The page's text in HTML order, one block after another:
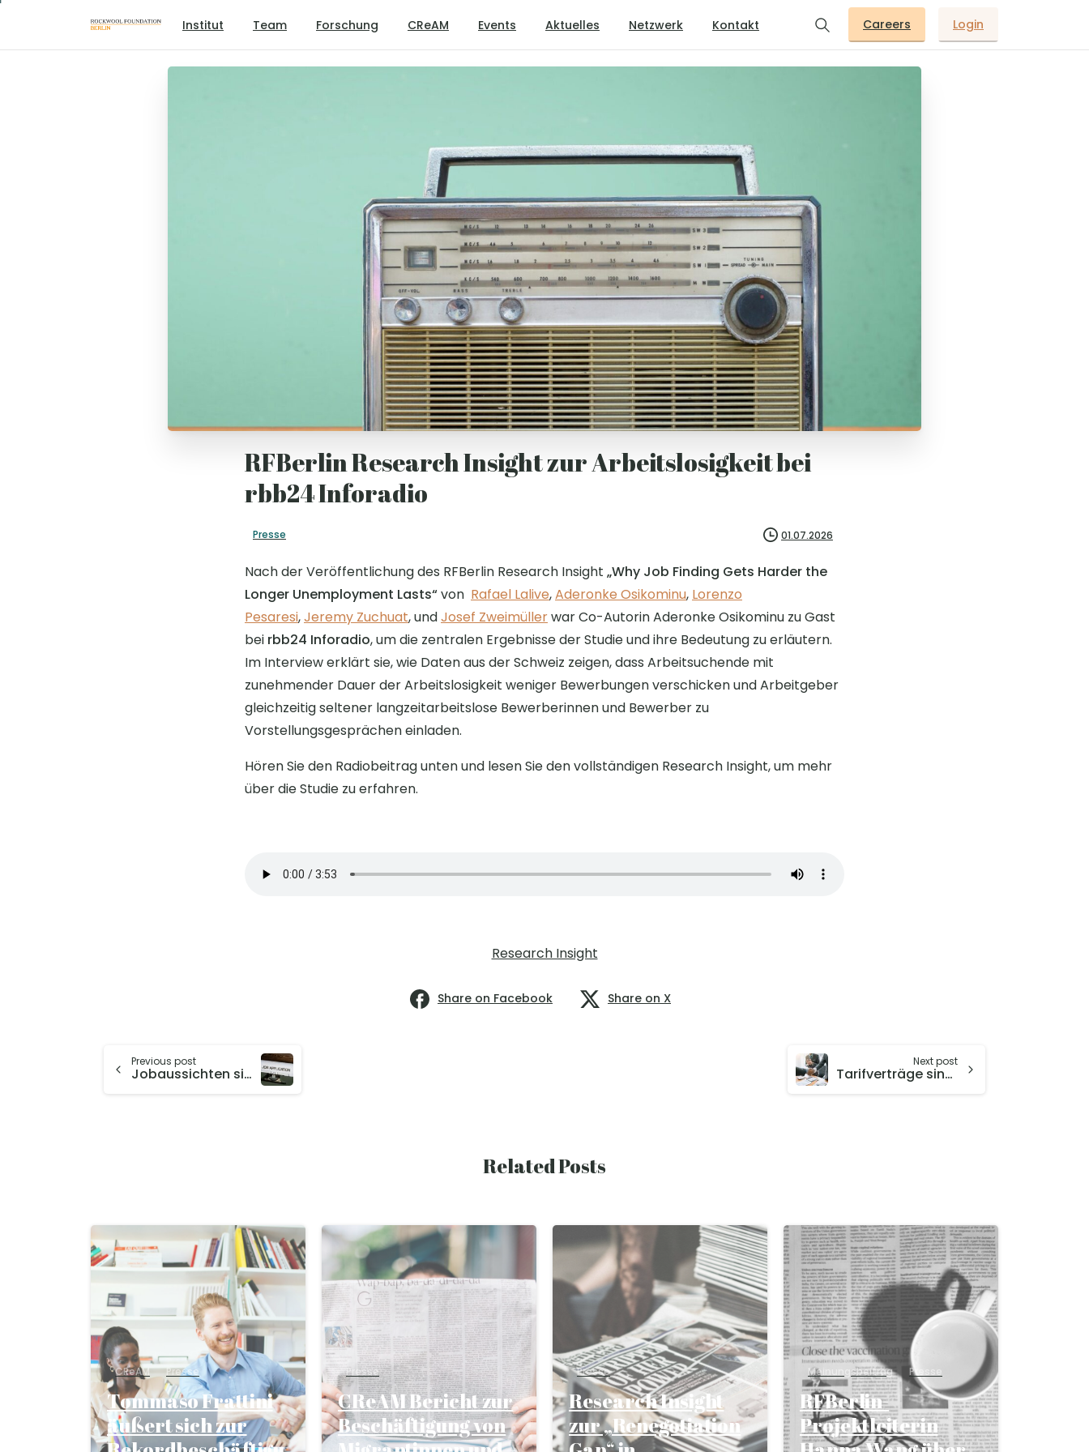
Institut Team Forschung CReAM Events Aktuelles Netzwerk Kontakt Careers Login
RFBerlin Research Insight zur Arbeitslosigkeit bei
rbb24 Inforadio
Presse 01.07.2026
Nach der Veröffentlichung des RFBerlin Research Insight „Why Job Finding Gets Harder the
Longer Unemployment Lasts“von Rafael Lalive,Aderonke Osikominu, Lorenzo
Pesaresi,Jeremy Zuchuat, undJosef Zweimüllerwar Co-Autorin Aderonke Osikominu zu Gast
bei rbb24 Inforadio, um die zentralen Ergebnisse der Studie und ihre Bedeutung zu erläutern.
Im Interview erklärt sie, wie Daten aus der Schweiz zeigen, dass Arbeitsuchende mit
zunehmender Dauer der Arbeitslosigkeit weniger Bewerbungen verschicken und Arbeitgeber
gleichzeitig seltener langzeitarbeitslose Bewerberinnen und Bewerber zu
Vorstellungsgesprächen einladen.
Hören Sie den Radiobeitrag unten und lesen Sie den vollständigen Research Insight, um mehr
über die Studie zu erfahren.
Research Insight
Share on Facebook Share on X
Previous post
Jobaussichten sinken kräftig mit der Dauer der Arbeitslosigkeit
Next post
Tarifverträge sind dort am seltensten, wo Beschäftigte sie am dringendsten brauchen
Related Posts
CReAM Presse
Tommaso Frattini
äußert sich zur
Presse
CReAM Bericht zur
Beschäftigung von
Presse
Research Insight
zur „Renegotiation
Meinungsbeitrag Presse
RFBerlin-
Projektleiterin